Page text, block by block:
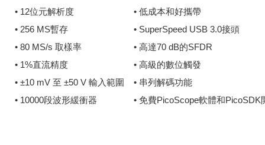
• 12位元解析度
• 低成本和好攜帶
• 256 MS暫存
• SuperSpeed USB 3.0接頭
• 80 MS/s 取樣率
• 高達70 dB的SFDR
• 1%直流精度
• 高級的數位觸發
• ±10 mV 至 ±50 V 輸入範圍
• 串列解碼功能
• 10000段波形緩衝器
• 免費PicoScope軟體和PicoSDK